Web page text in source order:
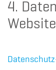
4.
Website